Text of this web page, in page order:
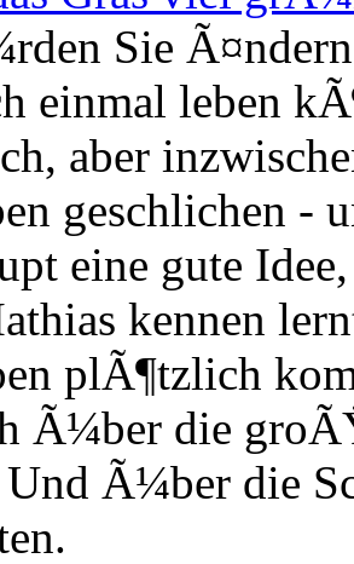
Sie
einmal leben
aber
geschlichen -
eine gute
kennen
plÃ¶tzlich
Ã¼ber die
Ã¼ber die